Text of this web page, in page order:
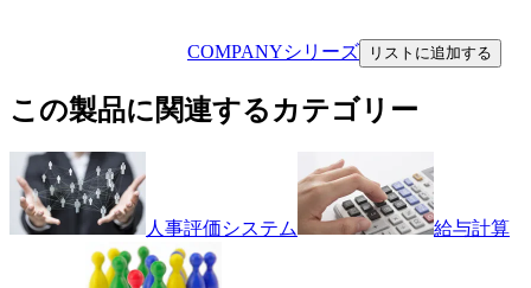
COMPANYシリーズ リストに追加する
この製品に関連するカテゴリー
人事評価システム 給与計算